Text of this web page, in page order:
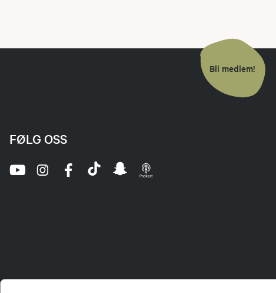
Bli medlem!
FØLG OSS